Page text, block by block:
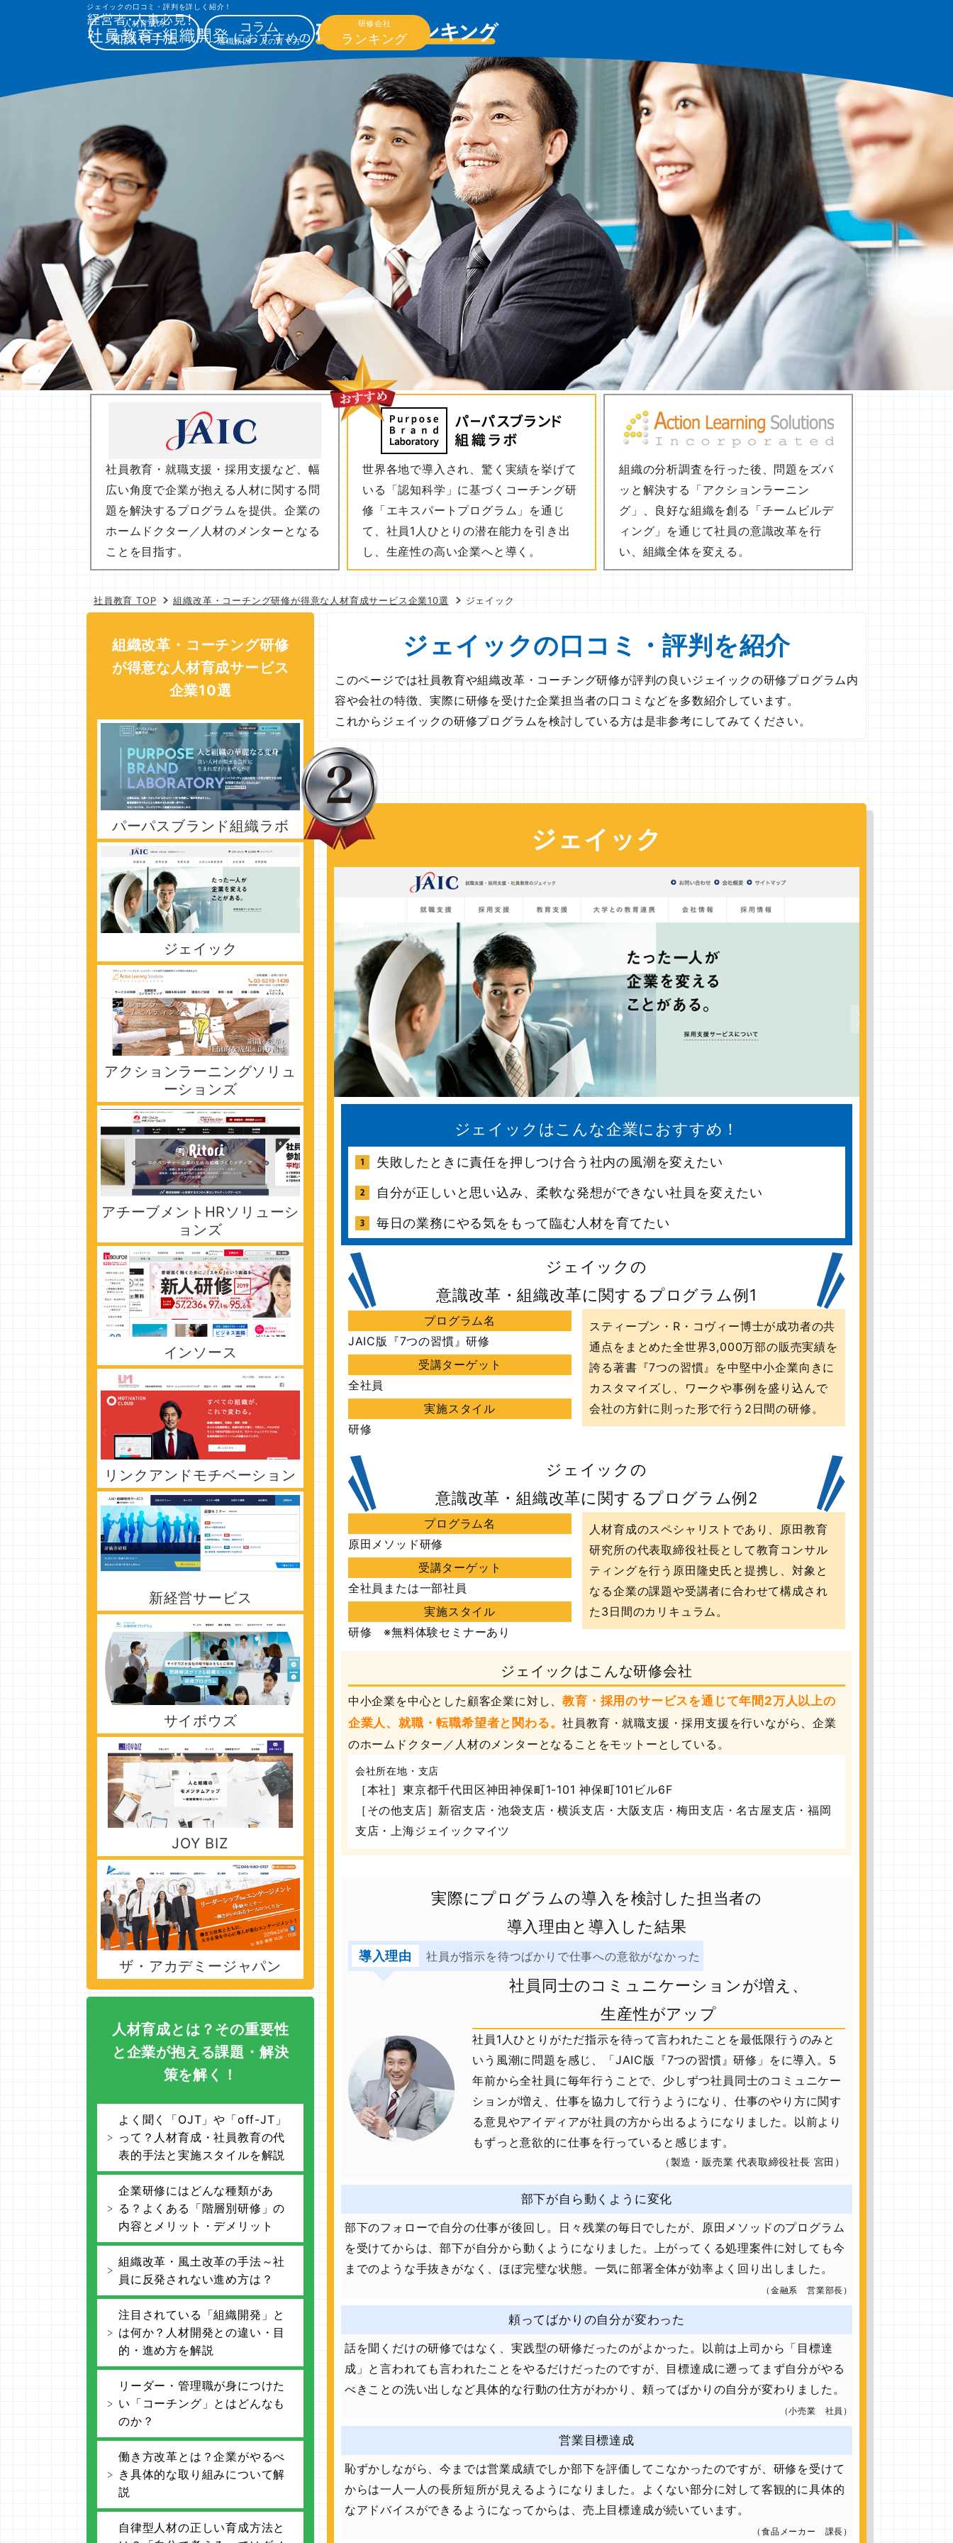
ジェイックの口コミ ・評判を詳しく紹介！
人材育成の
知識や手法
コラム
～離職原因・人の育て方～
研修会社
ランキング
社員教育・就職支援・採用支援など、幅
広い角度で企業が抱える人材に関する問
題を解決するプログラムを提供。企業の
ホームドクター／人材のメンターとなる
ことを目指す。
世界各地で導入され、驚く実績を挙げて
いる「認知科学」に基づくコーチング研
修「エキスパートプログラム」を通じ
て、社員1人ひとりの潜在能力を引き出
し、生産性の高い企業へと導く。
組織の分析調査を行った後、問題をズバ
ッと解決する「アクションラーニン
グ」、良好な組織を創る「チームビルデ
ィング」を通じて社員の意識改革を行
い、組織全体を変える。
社員教育 TOP 組織改革・コーチング研修が得意な人材育成サービス企業10選 ジェイック
ジェイックの口コミ・評判を紹介
このページでは社員教育や組織改革・コーチング研修が評判の良いジェイックの研修プログラム内
容や会社の特徴、実際に研修を受けた企業担当者の口コミなどを多数紹介しています。
これからジェイックの研修プログラムを検討している方は是非参考にしてみてください。
ジェイック
ジェイックはこんな企業におすすめ！
失敗したときに責任を押しつけ合う社内の風潮を変えたい
自分が正しいと思い込み、柔軟な発想ができない社員を変えたい
毎日の業務にやる気をもって臨む人材を育てたい
ジェイックの
意識改革・組織改革に関するプログラム例1
プログラム名
JAIC版『7つの習慣』研修
受講ターゲット
全社員
実施スタイル
研修
スティーブン・R・コヴィー博士が成功者の共
通点をまとめた全世界3,000万部の販売実績を
誇る著書『7つの習慣』を中堅中小企業向きに
カスタマイズし、ワークや事例を盛り込んで
会社の方針に則った形で行う2日間の研修。
ジェイックの
意識改革・組織改革に関するプログラム例2
プログラム名
原田メソッド研修
受講ターゲット
全社員または一部社員
実施スタイル
研修 ※無料体験セミナーあり
人材育成のスペシャリストであり、原田教育
研究所の代表取締役社長として教育コンサル
ティングを行う原田隆史氏と提携し、対象と
なる企業の課題や受講者に合わせて構成され
た3日間のカリキュラム。
ジェイックはこんな研修会社
中小企業を中心とした顧客企業に対し、教育・採用のサービスを通じて年間2万人以上の
企業人、就職・転職希望者と関わる。社員教育・就職支援・採用支援を行いながら、企業
のホームドクター／人材のメンターとなることをモットーとしている。
会社所在地・支店
［本社］東京都千代田区神田神保町1-101 神保町101ビル6F
［その他支店］新宿支店・池袋支店・横浜支店・大阪支店・梅田支店・名古屋支店・福岡
支店・上海ジェイックマイツ
実際にプログラムの導入を検討した担当者の
導入理由と導入した結果
導入理由 社員が指示を待つばかりで仕事への意欲がなかった
社員同士のコミュニケーションが増え、
生産性がアップ
社員1人ひとりがただ指示を待って言われたことを最低限行うのみと
いう風潮に問題を感じ、「JAIC版『7つの習慣』研修」をに導入。5
年前から全社員に毎年行うことで、少しずつ社員同士のコミュニケー
ションが増え、仕事を協力して行うようになり、仕事のやり方に関す
る意見やアイディアが社員の方から出るようになりました。以前より
もずっと意欲的に仕事を行っていると感じます。
（製造・販売業 代表取締役社長 宮田）
部下が自ら動くように変化
部下のフォローで自分の仕事が後回し。日々残業の毎日でしたが、原田メソッドのプログラム
を受けてからは、部下が自分から動くようになりました。上がってくる処理案件に対しても今
までのような手抜きがなく、ほぼ完璧な状態。一気に部署全体が効率よく回り出しました。
（金融系 営業部長）
頼ってばかりの自分が変わった
話を聞くだけの研修ではなく、実践型の研修だったのがよかった。以前は上司から「目標達
成」と言われても言われたことをやるだけだったのですが、目標達成に遡ってまず自分がやる
べきことの洗い出しなど具体的な行動の仕方がわかり、頼ってばかりの自分が変わりました。
（小売業 社員）
営業目標達成
恥ずかしながら、今までは営業成績でしか部下を評価してこなかったのですが、研修を受けて
からは一人一人の長所短所が見えるようになりました。よくない部分に対して客観的に具体的
なアドバイスができるようになってからは、売上目標達成が続いています。
（食品メーカー 課長）
組織改革・コーチング研修
が得意な人材育成サービス
企業10選
パーパスブランド組織ラボ
ジェイック
アクションラーニングソリュ
ーションズ
アチーブメントHRソリューシ
ョンズ
インソース
リンクアンドモチベーション
新経営サービス
サイボウズ
JOY BIZ
ザ・アカデミージャパン
人材育成とは？その重要性
と企業が抱える課題・解決
策を解く！
よく聞く「OJT」や「off-JT」
って？人材育成・社員教育の代
表的手法と実施スタイルを解説
企業研修にはどんな種類があ
る？よくある「階層別研修」の
内容とメリット・デメリット
組織改革・風土改革の手法～社
員に反発されない進め方は？
注目されている「組織開発」と
は何か？人材開発との違い・目
的・進め方を解説
リーダー・管理職が身につけた
い「コーチング」とはどんなも
のか？
働き方改革とは？企業がやるべ
き具体的な取り組みについて解
説
自律型人材の正しい育成方法と